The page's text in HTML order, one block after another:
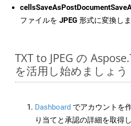
ファイルを JPEG 形式に変換し
TXT to JPEG の
を活用し始めましょう
Dashboard でアカウントを
り当てと承認の詳細を取得